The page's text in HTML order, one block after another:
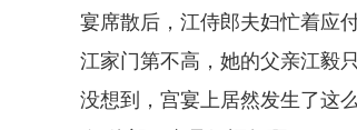
宴席散后，江侍郎夫妇忙着应
江家门第不高，她的父亲江毅
没想到，宫宴上居然发生了这么